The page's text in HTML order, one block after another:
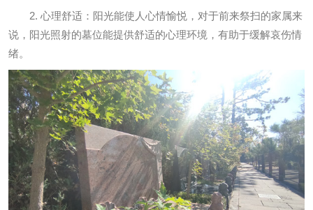
2. 心理舒适：阳光能使人心情愉悦，对于前来祭扫的家属来
说，阳光照射的墓位能提供舒适的心理环境，有助于缓解哀伤情
绪。